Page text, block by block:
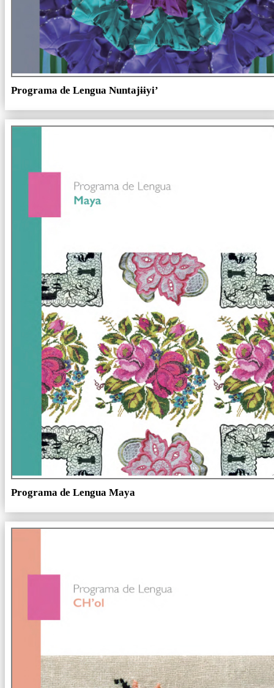
Programa de Lengua Nuntajɨɨyi’
Programa de Lengua Maya